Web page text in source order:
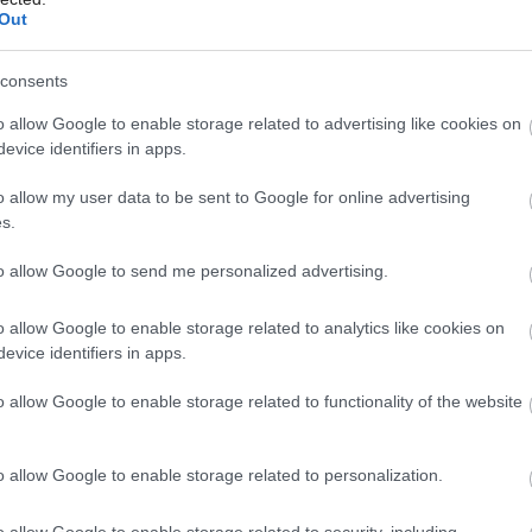
allow Google to enable storage related to advertising like cookies on
identifiers in apps.
allow my user data to be sent to Google for online advertising
allow Google to send me personalized advertising.
allow Google to enable storage related to analytics like cookies on
identifiers in apps.
allow Google to enable storage related to functionality of the website
allow Google to enable storage related to personalization.
modulov s rozmermi 4,5 x 18 m, ku ktorým je
žltej priestrannej „dutine“.
Architecture
vnútrom